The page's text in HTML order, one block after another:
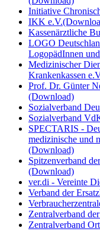
Initiative
IKK e.V.
Kassenärztliche
LOGO
LogopädInnen
Medizinischer
Krankenkassen
Prof. Dr. Günter
(Download)
Sozialverband
Sozialverband
SPECTARIS -
medizinische und
(Download)
Spitzenverband
(Download)
ver.di - Vereinte
Verband der
Zentralverband
Zentralverband